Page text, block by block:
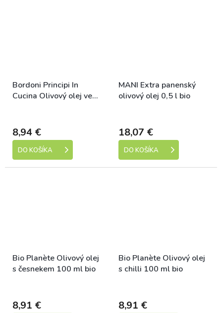
Bordoni Principi In
Cucina Olivový olej ve
8,94 €
DO KOŠÍKA
MANI Extra panenský
olivový olej 0,5 l bio
18,07 €
DO KOŠÍKA
Bio Planète Olivový olej
s česnekem 100 ml bio
8,91 €
Bio Planète Olivový olej
s chilli 100 ml bio
8,91 €